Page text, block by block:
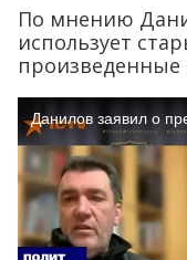
По мнению
использует
произведенные